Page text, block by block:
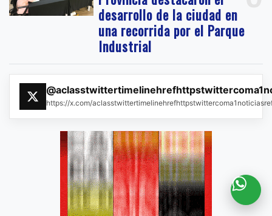
desarrollo de la ciudad en
una recorrida por el Parque
Industrial
https://x.com/